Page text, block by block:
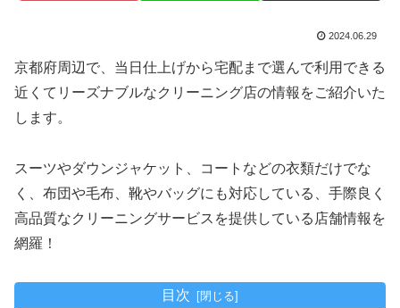
2024.06.29
京都府周辺で、当日仕上げから宅配まで選んで利用できる
近くてリーズナブルなクリーニング店の情報をご紹介いた
します。
スーツやダウンジャケット、コートなどの衣類だけでな
く、布団や毛布、靴やバッグにも対応している、手際良く
高品質なクリーニングサービスを提供している店舗情報を
網羅！
目次